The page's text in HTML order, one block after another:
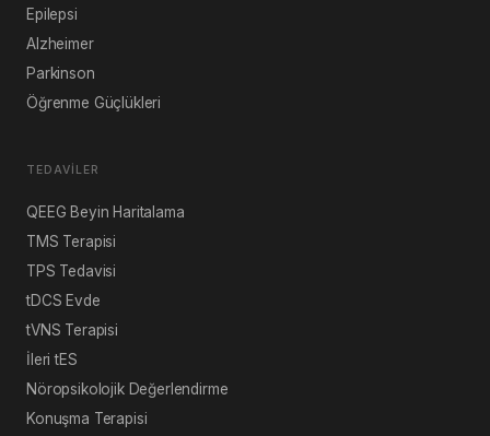
Epilepsi
Alzheimer
Parkinson
Öğrenme Güçlükleri
TEDAVILER
QEEG Beyin Haritalama
TMS Terapisi
TPS Tedavisi
tDCS Evde
tVNS Terapisi
İleri tES
Nöropsikolojik Değerlendirme
Konuşma Terapisi